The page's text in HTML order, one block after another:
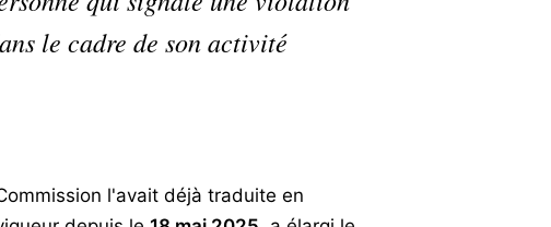
le cadre de son activité
l'avait déjà traduite en